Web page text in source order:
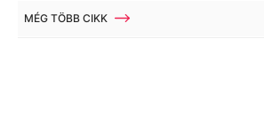
MÉG TÖBB CIKK